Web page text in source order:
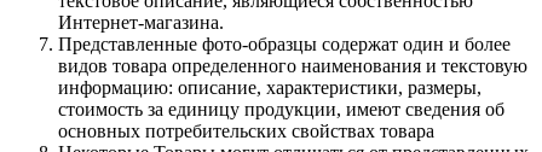
Интернет-магазина.
Представленные фото-образцы содержат один и более
видов товара определенного наименования и текстовую
информацию: описание, характеристики, размеры,
стоимость за единицу продукции, имеют сведения об
основных потребительских свойствах товара